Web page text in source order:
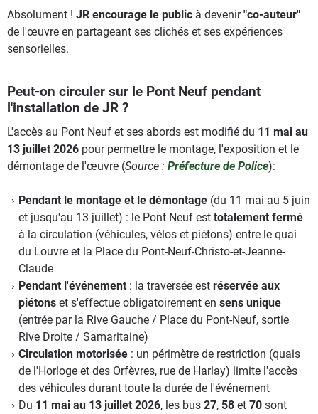
Absolument ! JR encourage le public à devenir"co-auteur"
de l'œuvre en partageant ses clichés et ses expériences
sensorielles.
Peut-on circuler sur le Pont Neuf pendant
l'installation de JR ?
L'accès au Pont Neuf et ses abords est modifié du 11 mai au
13 juillet 2026 pour permettre le montage, l'exposition et le
démontage de l'œuvre (Source : Préfecture de Police):
Pendant le montage et le démontage (du 11 mai au 5 juin
et jusqu'au 13 juillet) : le Pont Neuf est totalement fermé
à la circulation (véhicules, vélos et piétons) entre le quai
du Louvre et la Place du Pont-Neuf-Christo-et-Jeanne-
Claude
Pendant l'événement : la traversée est réservée aux
piétons et s'effectue obligatoirement en sens unique
(entrée par la Rive Gauche / Place du Pont-Neuf, sortie
Rive Droite / Samaritaine)
Circulation motorisée : un périmètre de restriction (quais
de l'Horloge et des Orfèvres, rue de Harlay) limite l'accès
des véhicules durant toute la durée de l'événement
Du 11 mai au 13 juillet 2026, les bus 27, 58 et 70 sont